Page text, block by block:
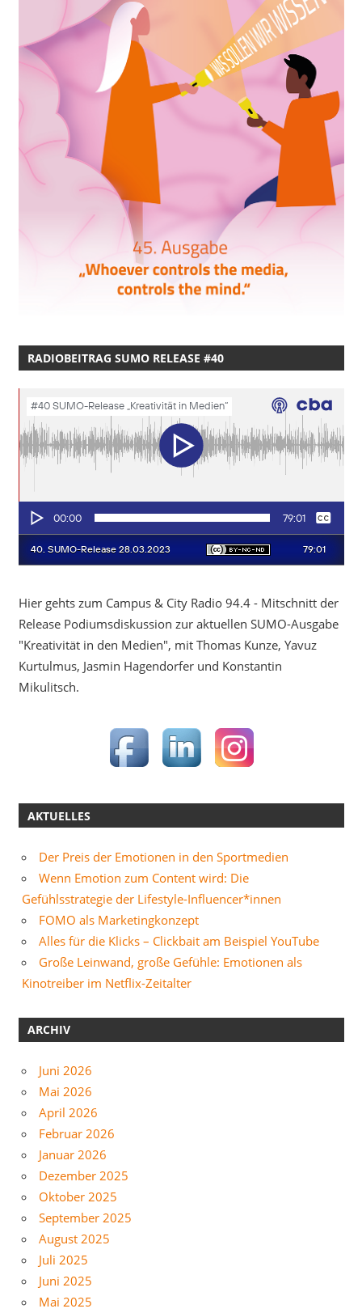
RADIOBEITRAG SUMO RELEASE #40
Hier gehts zum Campus & City Radio 94.4 - Mitschnitt der
Release Podiumsdiskussion zur aktuellen SUMO-Ausgabe
"Kreativität in den Medien", mit Thomas Kunze, Yavuz
Kurtulmus, Jasmin Hagendorfer und Konstantin
Mikulitsch.
AKTUELLES
Der Preis der Emotionen in den Sportmedien
Wenn Emotion zum Content wird: Die
Gefühlsstrategie der Lifestyle-Influencer*innen
FOMO als Marketingkonzept
Alles für die Klicks – Clickbait am Beispiel YouTube
Große Leinwand, große Gefühle: Emotionen als
Kinotreiber im Netflix-Zeitalter
ARCHIV
Juni 2026
Mai 2026
April 2026
Februar 2026
Januar 2026
Dezember 2025
Oktober 2025
September 2025
August 2025
Juli 2025
Juni 2025
Mai 2025